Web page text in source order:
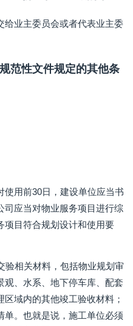
给业主委员会或者代表业主委
范性文件规定的其他条
使用前30日，建设单位应当书
司应当对物业服务项目进行综
项目符合规划设计和使用要
验相关材料，包括物业规划审
观、水系、地下停车库、配套
域内的其他竣工验收材料；
单。也就是说，施工单位必须